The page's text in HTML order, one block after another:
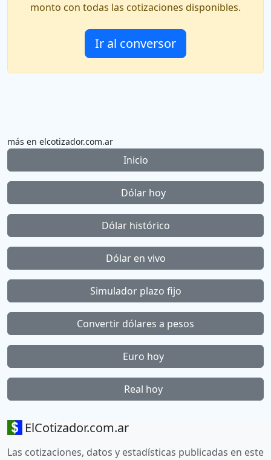
monto con todas las cotizaciones disponibles.
Ir al conversor
más en elcotizador.com.ar
Inicio
Dólar hoy
Dólar histórico
Dólar en vivo
Simulador plazo fijo
Convertir dólares a pesos
Euro hoy
Real hoy
ElCotizador.com.ar
Las cotizaciones, datos y estadísticas publicadas en este